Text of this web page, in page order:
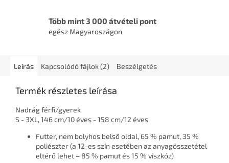
Több mint 3 000 átvételi pont
egész Magyaroszágon
Leírás Kapcsolódó fájlok (2) Beszélgetés
Termék részletes leírása
Nadrág férfi/gyerek
S - 3XL, 146 cm/10 éves - 158 cm/12 éves
Futter, nem bolyhos belső oldal, 65 % pamut, 35 %
poliészter (a 12-es szín esetében az anyagösszetétel
eltérő lehet – 85 % pamut és 15 % viszkóz)